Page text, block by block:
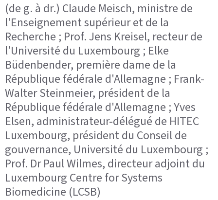
(de g. à dr.) Claude Meisch, ministre de
l'Enseignement supérieur et de la
Recherche ; Prof. Jens Kreisel, recteur de
l'Université du Luxembourg ; Elke
Büdenbender, première dame de la
République fédérale d'Allemagne ; Frank-
Walter Steinmeier, président de la
République fédérale d'Allemagne ; Yves
Elsen, administrateur-délégué de HITEC
Luxembourg, président du Conseil de
gouvernance, Université du Luxembourg ;
Prof. Dr Paul Wilmes, directeur adjoint du
Luxembourg Centre for Systems
Biomedicine (LCSB)